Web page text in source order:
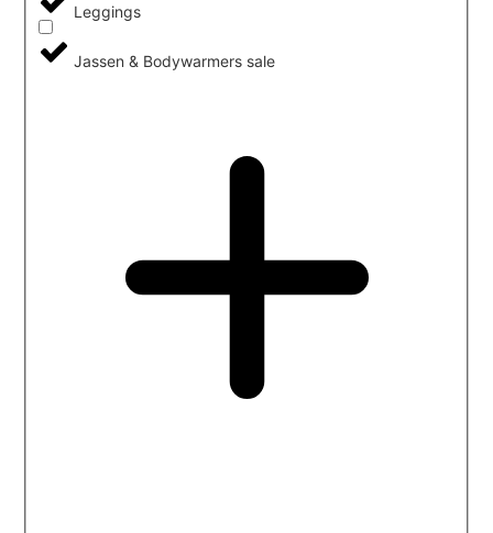
Leggings
Jassen & Bodywarmers sale